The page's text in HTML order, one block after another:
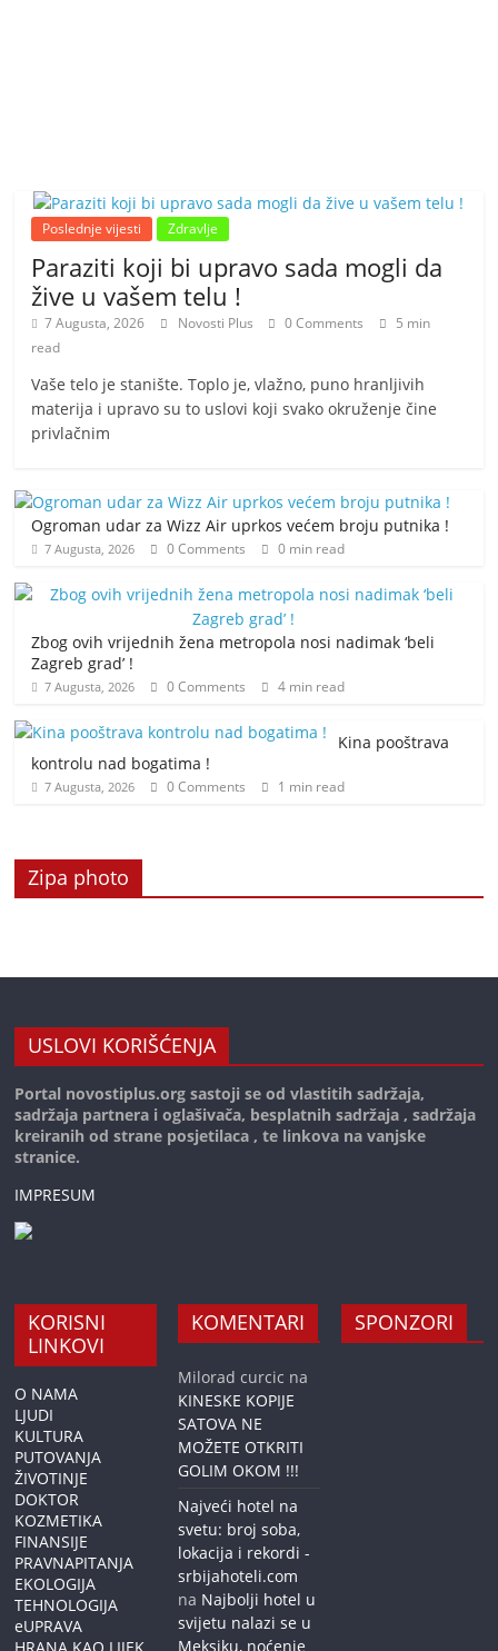
Poslednje vijesti Zdravlje
Paraziti koji bi upravo sada mogli da
žive u vašem telu !
7 Augusta, 2026 Novosti Plus 0 Comments
5 min
read
Vaše telo je stanište. Toplo je, vlažno, puno hranljivih
materija i upravo su to uslovi koji svako okruženje čine
privlačnim
Ogroman udar za Wizz Air uprkos većem broju putnika !
7 Augusta, 2026 0 Comments 0 min read
Zbog ovih vrijednih žena metropola nosi nadimak ‘beli
Zagreb grad’ !
7 Augusta, 2026 0 Comments 4 min read
Kina pooštrava
kontrolu nad bogatima !
7 Augusta, 2026 0 Comments 1 min read
Zipa photo
USLOVI KORIŠĆENJA
Portal novostiplus.org sastoji se od vlastitih sadržaja,
sadržaja partnera i oglašivača, besplatnih sadržaja , sadržaja
kreiranih od strane posjetilaca , te linkova na vanjske
stranice.
IMPRESUM
KORISNI
LINKOVI
O NAMA
LJUDI
KULTURA
PUTOVANJA
ŽIVOTINJE
DOKTOR
KOZMETIKA
FINANSIJE
PRAVNAPITANJA
EKOLOGIJA
TEHNOLOGIJA
eUPRAVA
KOMENTARI
Milorad curcic na
KINESKE KOPIJE
SATOVA NE
MOŽETE OTKRITI
GOLIM OKOM !!!
Najveći hotel na
svetu: broj soba,
lokacija i rekordi -
srbijahoteli.com
na Najbolji hotel u
svijetu nalazi se u
Meksiku, noćenje
SPONZORI